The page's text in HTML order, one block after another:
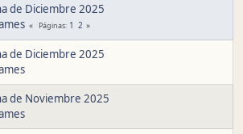
de Diciembre 2025
Páginas 1 2
de Diciembre 2025
de Noviembre 2025